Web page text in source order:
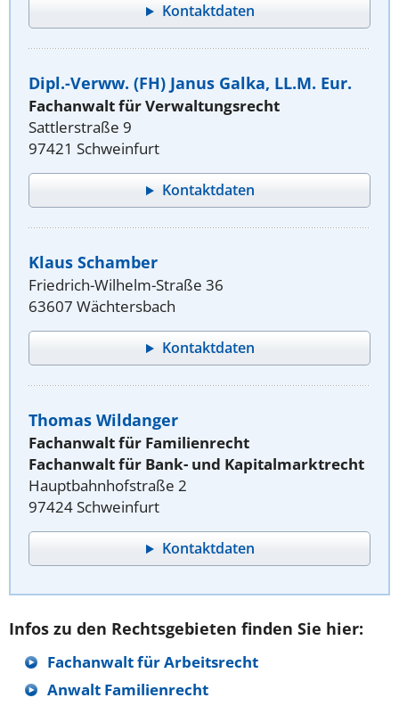
Kontaktdaten
Dipl.-Verww. (FH) Janus Galka, LL.M. Eur.
Fachanwalt für Verwaltungsrecht
Sattlerstraße 9
97421 Schweinfurt
Kontaktdaten
Klaus Schamber
Friedrich-Wilhelm-Straße 36
63607 Wächtersbach
Kontaktdaten
Thomas Wildanger
Fachanwalt für Familienrecht
Fachanwalt für Bank- und Kapitalmarktrecht
Hauptbahnhofstraße 2
97424 Schweinfurt
Kontaktdaten
Infos zu den Rechtsgebieten finden Sie hier:
Fachanwalt für Arbeitsrecht
Anwalt Familienrecht